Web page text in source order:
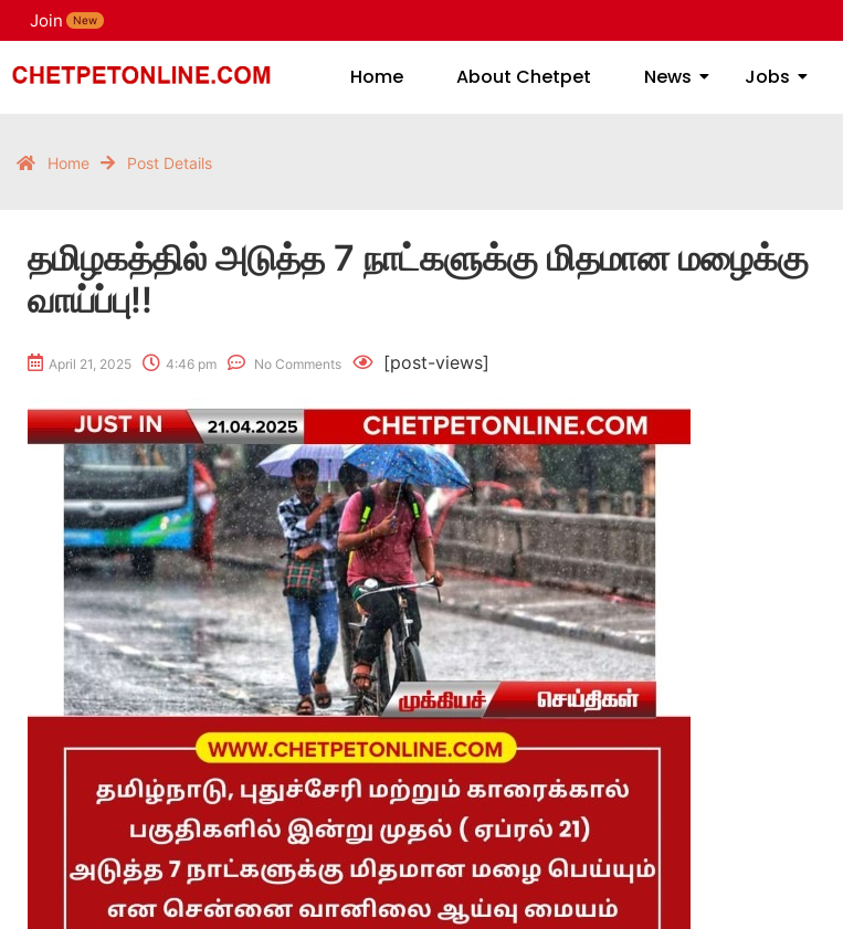
Join New
Home About Chetpet News Jobs
Home Post Details
தமிழகத்தில் அடுத்த 7 நாட்களுக்கு மிதமான மழைக்கு
வாய்ப்பு!!
April 21, 2025 4:46 pm No Comments [post-views]